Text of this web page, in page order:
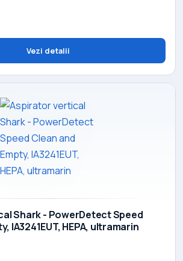
Vezi detalii
Shark - PowerDetect Speed
IA3241EUT, HEPA, ultramarin